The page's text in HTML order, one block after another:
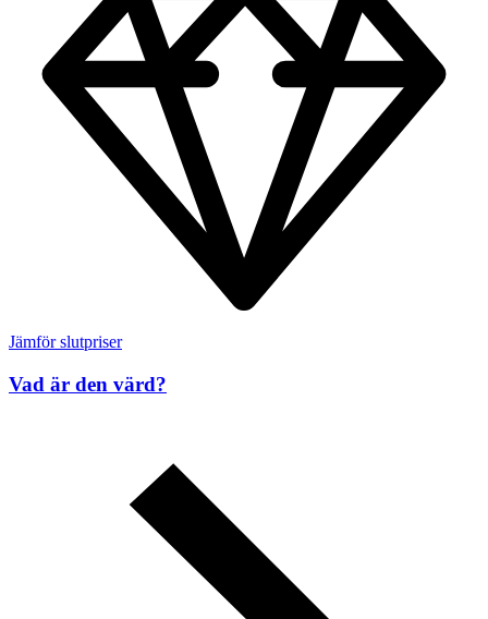
Jämför slutpriser
Vad är den värd?